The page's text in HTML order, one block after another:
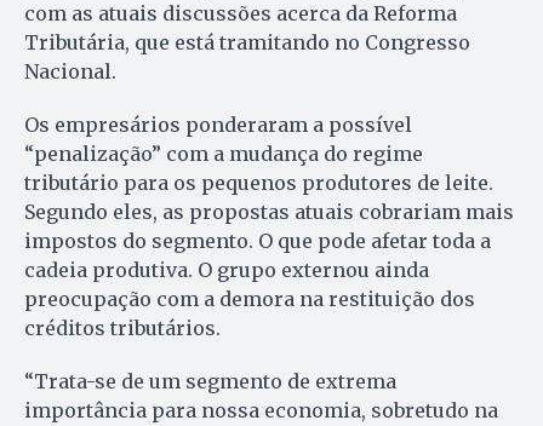
com as atuais discussões acerca da Reforma
Tributária, que está tramitando no Congresso
Nacional.
Os empresários ponderaram a possível
“penalização” com a mudança do regime
tributário para os pequenos produtores de leite.
Segundo eles, as propostas atuais cobrariam mais
impostos do segmento. O que pode afetar toda a
cadeia produtiva. O grupo externou ainda
preocupação com a demora na restituição dos
créditos tributários.
“Trata-se de um segmento de extrema
importância para nossa economia, sobretudo na